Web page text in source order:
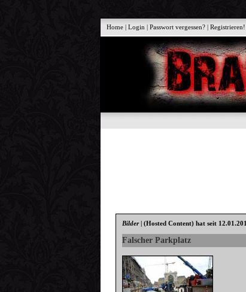
Home |Login |Passwort vergessen? |Registrieren!
Bilder|(Hosted Content) hat seit
Falscher Parkplatz